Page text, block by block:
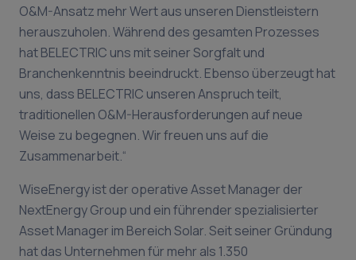
O&M-Ansatz mehr Wert aus unseren Dienstleistern
herauszuholen. Während des gesamten Prozesses
hat BELECTRIC uns mit seiner Sorgfalt und
Branchenkenntnis beeindruckt. Ebenso überzeugt hat
uns, dass BELECTRIC unseren Anspruch teilt,
traditionellen O&M-Herausforderungen auf neue
Weise zu begegnen. Wir freuen uns auf die
Zusammenarbeit.“
WiseEnergy ist der operative Asset Manager der
NextEnergy Group und ein führender spezialisierter
Asset Manager im Bereich Solar. Seit seiner Gründung
hat das Unternehmen für mehr als 1.350